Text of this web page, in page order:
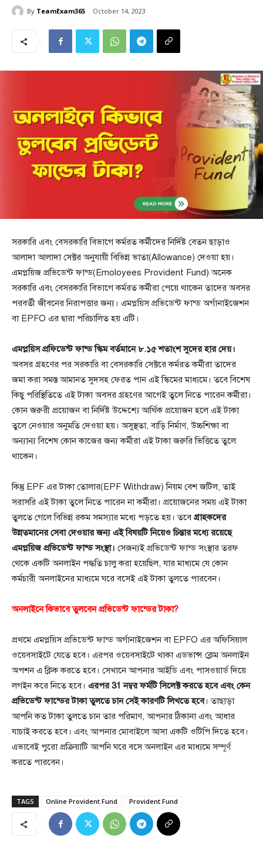
By TeamExam365 October 14, 2023
সরকারি এবং বেসরকারি বিভাগে কর্মরত কর্মীদের নির্দিষ্ট বেতন ছাড়াও
আলাদা আলাদা সেক্টর অনুযায়ী বিভিন্ন ভাতা(Allowance) দেওয়া হয়।
এমপ্লয়িজ প্রভিডেন্ট ফান্ড(Emoloyees Provident Fund) অনেক
সরকারি এবং বেসরকারি বিভাগে কর্মরত কর্মীরা পেয়ে থাকেন তাদের অবসর
পরবর্তী জীবনের নিরাপত্তার জন্য। এমপ্লয়িস প্রভিডেন্ট ফান্ড অর্গানাইজেশন
বা EPFO এর দ্বারা পরিচালিত হয় এটি।
এমপ্লয়িস প্রফিডেন্ট ফান্ড স্কিম বর্তমানে ৮.১৫ শতাংশ সুদের হার দেয়।
অবসর গ্রহণের পর সরকারি বা বেসরকারি সেক্টরে কর্মরত কর্মীরা তাদের
জমা করা সমস্ত আমানত সুদসহ ফেরত পান এই স্কিমের মাধ্যমে। তবে বিশেষ
কিছু পরিস্থিতিতে এই টাকা অবসর গ্রহণের আগেই তুলে নিতে পারেন কর্মীরা।
কোন জরুরী প্রয়োজন বা নির্দিষ্ট উদ্দেশ্যে আর্থিক প্রয়োজন হলে এই টাকা
তুলে নেওয়ার অনুমতি দেওয়া হয়। অসুস্থতা, বাড়ি নির্মাণ, উচ্চশিক্ষা বা
অন্যান্য বিশেষ কোন কাজের জন্য কর্মীরা এই টাকা জরুরি ভিত্তিতে তুলে
থাকেন।
কিন্তু EPF এর টাকা তোলার(EPF Withdraw) নিয়ম বেশ জটিল, তাই
সরাসরি এই টাকা তুলে নিতে পারেন না কর্মীরা। প্রয়োজনের সময় এই টাকা
তুলতে গেলে বিভিন্ন রকম সমস্যার মধ্যে পড়তে হয়। তবেগ্রাহকদের
উন্নতমানের সেবা দেওয়ার জন্য এই বিষয়টি নিয়েও চিন্তার মধ্যে রয়েছে
এমপ্লয়িজ প্রভিডেন্ট ফান্ড সংস্থা। সেজন্যই প্রভিডেন্ট ফান্ড সংস্থার তরফ
থেকে একটি অনলাইন পদ্ধতি চালু করা হয়েছিল, যার মাধ্যমে যে কোন
কর্মচারী অনলাইনের মাধ্যমে ঘরে বসেই এই টাকা তুলতে পারবেন।
অনলাইনে কিভাবে তুলবেন প্রভিডেন্ট ফান্ডের টাকা?
প্রথমে এমপ্লয়িস প্রভিডেন্ট ফান্ড অর্গানাইজেশন বা EPFO এর অফিসিয়াল
ওয়েবসাইটে যেতে হবে। এরপর ওয়েবসাইটে থাকা এডভান্স ক্লেম অনলাইন
অপশন এ ক্লিক করতে হবে। সেখানে আপনার আইডি এবং পাসওয়ার্ড দিয়ে
লগইন করে নিতে হবে। এরপর 31 নম্বর ফর্মটি সিলেক্ট করতে হবে এবং কেন
প্রভিডেন্ট ফান্ডের টাকা তুলতে চান সেই কারণটি লিখতে হবে। তাছাড়া
আপনি কত টাকা তুলতে চান তার পরিমাণ, আপনার ঠিকানা এবং আধার
যাচাই করতে হবে। এবং আপনার মোবাইলে আসা একটি ওটিপি দিতে হবে।
এভাবেই পুরো প্রক্রিয়াটি আপনি ঘরে বসে অনলাইন এর মাধ্যমে সম্পূর্ণ
করতে পারবেন।
TAGS Online Provident Fund Provident Fund